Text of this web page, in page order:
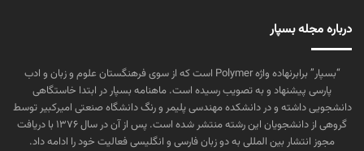
درباره مجله بسپار
“بسپار” برابرنهاده واژه Polymer است که از سوی فرهنگستان علوم و زبان و ادب
پارسی پیشنهاد و به تصویب رسیده است. ماهنامه بسپار در ابتدا خاستگاهی
دانشجویی داشته و در دانشکده مهندسی پلیمر و رنگ دانشگاه صنعتی امیرکبیر توسط
گروهی از دانشجویان این رشته منتشر شده است. پس از آن در سال ۱۳۷۶ با دریافت
مجوز انتشار بین المللی به دو زبان فارسی و انگلیسی فعالیت خود را ادامه داد.